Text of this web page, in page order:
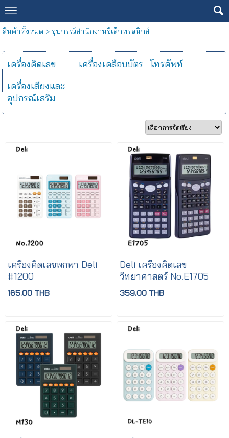
สินค้าทั้งหมด > อุปกรณ์สำนักงานอิเล็กทรอนิกส์
เครื่องคิดเลข เครื่องเคลือบบัตร โทรศัพท์
เครื่องเสียงและ
อุปกรณ์เสริม
เครื่องคิดเลขพกพา Deli
#1200
165.00 THB
Deli เครื่องคิดเลข
วิทยาศาสตร์ No.E1705
359.00 THB